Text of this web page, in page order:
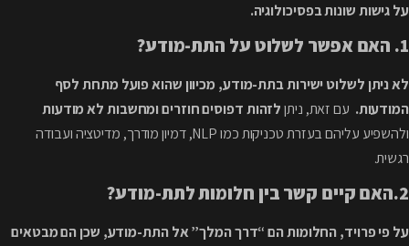
על גישות שונות בפסיכולוגיה.
1. האם אפשר לשלוט על התת-מודע?
לא ניתן לשלוט ישירות בתת-מודע, מכיוון שהוא פועל מתחת לסף
המודעות. עם זאת, ניתןלזהות דפוסים חוזרים ומחשבות לא מודעות
ולהשפיע עליהם בעזרת טכניקות כמו NLP, דמיון מודרך, מדיטציה ועבודה
רגשית.
2.האם קיים קשר בין חלומות לתת-מודע?
על פי פרויד, החלומות הם “דרך המלך” אל התת-מודע, שכן הם מבטאים